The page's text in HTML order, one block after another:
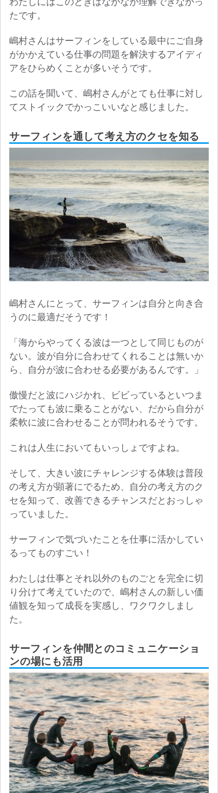
わたしにはこのときはなかなか理解できなかっ
たです。
嶋村さんはサーフィンをしている最中にご自身
がかかえている仕事の問題を解決するアイディ
アをひらめくことが多いそうです。
この話を聞いて、嶋村さんがとても仕事に対し
てストイックでかっこいいなと感じました。
サーフィンを通して考え方のクセを知る
嶋村さんにとって、サーフィンは自分と向き合
うのに最適だそうです！
「海からやってくる波は一つとして同じものが
ない。波が自分に合わせてくれることは無いか
ら、自分が波に合わせる必要があるんです。」
傲慢だと波にハジかれ、ビビっているといつま
でたっても波に乗ることがない、だから自分が
柔軟に波に合わせることが問われるそうです。
これは人生においてもいっしょですよね。
そして、大きい波にチャレンジする体験は普段
の考え方が顕著にでるため、自分の考え方のク
セを知って、改善できるチャンスだとおっしゃ
っていました。
サーフィンで気づいたことを仕事に活かしてい
るってものすごい！
わたしは仕事とそれ以外のものごとを完全に切
り分けて考えていたので、嶋村さんの新しい価
値観を知って成長を実感し、ワクワクしまし
た。
サーフィンを仲間とのコミュニケーショ
ンの場にも活用